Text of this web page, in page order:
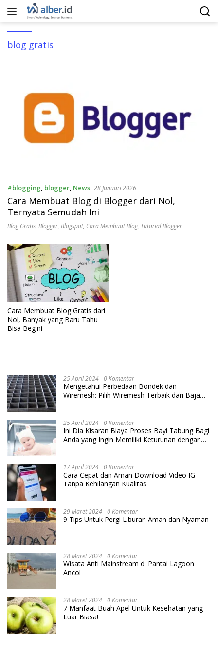
Langsung
blog gratis
#blogging, blogger, News 28 Januari 2026
Cara Membuat Blog di Blogger dari Nol,
Ternyata Semudah Ini
Blog Gratis, Blogger, Blogspot, Cara Membuat Blog, Tutorial Blogger
Cara Membuat Blog Gratis dari
Nol, Banyak yang Baru Tahu
Bisa Begini
25 April 2024 0 Komentar
Mengetahui Perbedaan Bondek dan
Wiremesh: Pilih Wiremesh Terbaik dari Baja
25 April 2024 0 Komentar
Ini Dia Kisaran Biaya Proses Bayi Tabung Bagi
Anda yang Ingin Memiliki Keturunan dengan
17 April 2024 0 Komentar
Cara Cepat dan Aman Download Video IG
Tanpa Kehilangan Kualitas
29 Maret 2024 0 Komentar
9 Tips Untuk Pergi Liburan Aman dan Nyaman
28 Maret 2024 0 Komentar
Wisata Anti Mainstream di Pantai Lagoon
Ancol
28 Maret 2024 0 Komentar
7 Manfaat Buah Apel Untuk Kesehatan yang
Luar Biasa!